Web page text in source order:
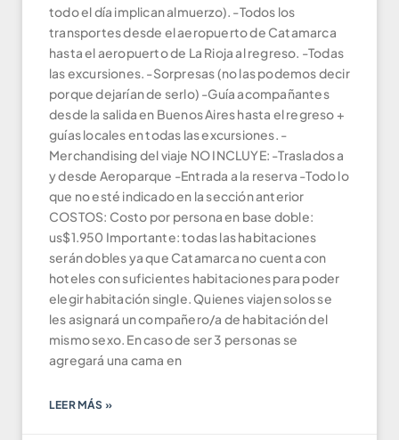
todo el día implican almuerzo). -Todos los
transportes desde el aeropuerto de Catamarca
hasta el aeropuerto de La Rioja al regreso. -Todas
las excursiones. -Sorpresas (no las podemos decir
porque dejarían de serlo) -Guía acompañantes
desde la salida en Buenos Aires hasta el regreso +
guías locales en todas las excursiones. -
Merchandising del viaje NO INCLUYE: -Traslados a
y desde Aeroparque -Entrada a la reserva -Todo lo
que no esté indicado en la sección anterior
COSTOS: Costo por persona en base doble:
us$1.950 Importante: todas las habitaciones
serán dobles ya que Catamarca no cuenta con
hoteles con suficientes habitaciones para poder
elegir habitación single. Quienes viajen solos se
les asignará un compañero/a de habitación del
mismo sexo. En caso de ser 3 personas se
agregará una cama en
LEER MÁS »